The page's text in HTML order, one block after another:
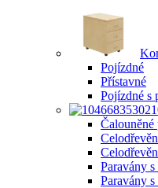
Pojízdné
Přístavné
Pojízdné s
Čalouněné
Paravány
Paravány